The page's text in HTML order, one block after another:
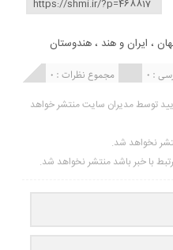
، ایران و هند ،هندوستان
مجموع نظرات : 0 : 0
توسط مدیران سایت منتشر خواهد
نخواهد شد.
با خبر باشد منتشر نخواهد شد.